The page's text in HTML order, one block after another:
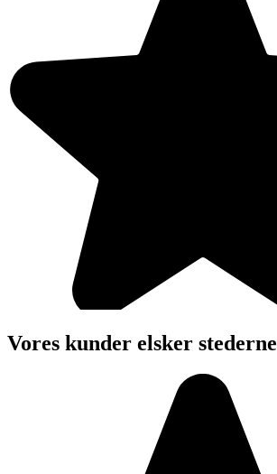
Vores kunder elsker stederne